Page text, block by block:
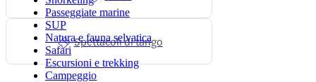
Passeggiate marine
SUP
Natura e fauna selvatica
Safari
Escursioni e trekking
Campeggio
Spettacoli di tango